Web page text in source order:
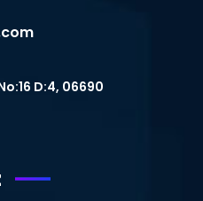
D:4, 06690